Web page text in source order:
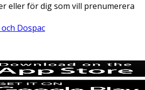
eller för dig som vill prenumerera
Dospac